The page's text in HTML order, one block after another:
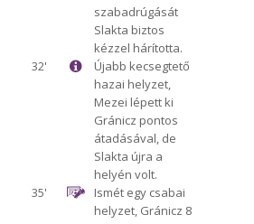
szabadrúgását
Slakta biztos
kézzel hárította.
32'
Újabb kecsegtető
hazai helyzet,
Mezei lépett ki
Gránicz pontos
átadásával, de
Slakta újra a
helyén volt.
35'
Ismét egy csabai
helyzet, Gránicz 8